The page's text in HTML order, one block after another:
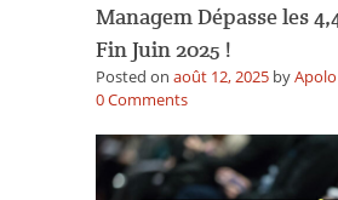
Managem Dépasse les
Fin Juin 2025 !
Posted on août 12, 2025 byApolo
0Commentson
d’affaires
Épatant